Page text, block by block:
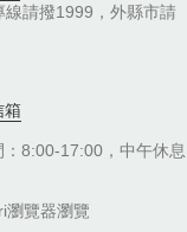
請撥1999，外縣市請
箱
：8:00-17:00，中午休息
瀏覽器瀏覽